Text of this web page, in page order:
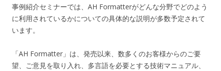
事例紹介セミナーでは、AH Formatterがどんな分野でどのよう
に利用されているかについての具体的な説明が多数予定されて
います。
「AH Formatter」は、発売以来、数多くのお客様からのご要
望、ご意見を取り入れ、多言語を必要とする技術マニュアル、